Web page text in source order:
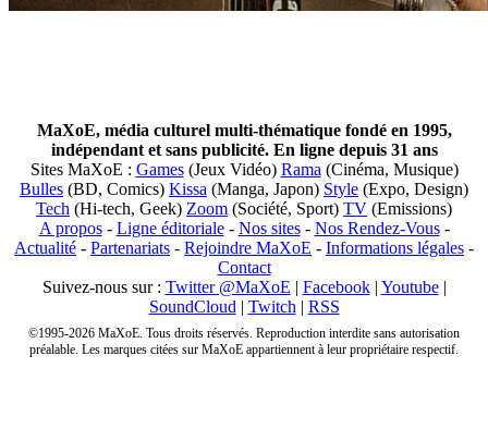
MaXoE, média culturel multi-thématique fondé en 1995,
indépendant et sans publicité. En ligne depuis 31 ans
Sites MaXoE : Games(Jeux Vidéo) Rama (Cinéma, Musique)
Bulles (BD, Comics) Kissa (Manga, Japon) Style (Expo, Design)
Tech (Hi-tech, Geek) Zoom (Société, Sport) TV (Emissions)
A propos- Ligne éditoriale- Nos sites- Nos Rendez-Vous-
Actualité - Partenariats - Rejoindre MaXoE - Informations légales -
Contact
Suivez-nous sur : Twitter @MaXoE | Facebook| Youtube|
SoundCloud | Twitch | RSS
©1995-2026 MaXoE. Tous droits réservés. Reproduction interdite sans autorisation
préalable. Les marques citées sur MaXoE appartiennent à leur propriétaire respectif.